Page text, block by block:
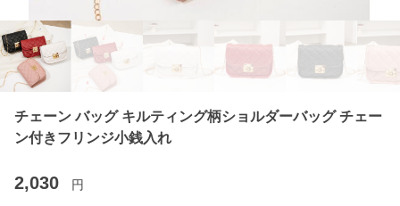
チェーン バッグ キルティング柄ショルダーバッグ チェー
ン付きフリンジ小銭入れ
2,030 円